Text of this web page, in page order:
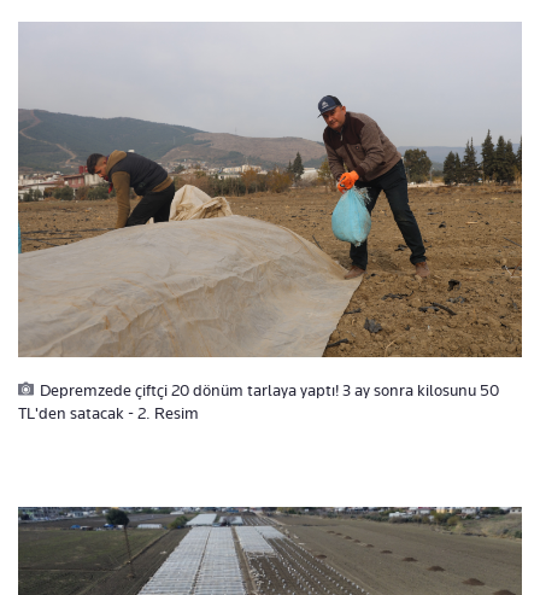
Depremzede çiftçi 20 dönüm tarlaya yaptı! 3 ay sonra kilosunu 50
TL'den satacak - 2. Resim